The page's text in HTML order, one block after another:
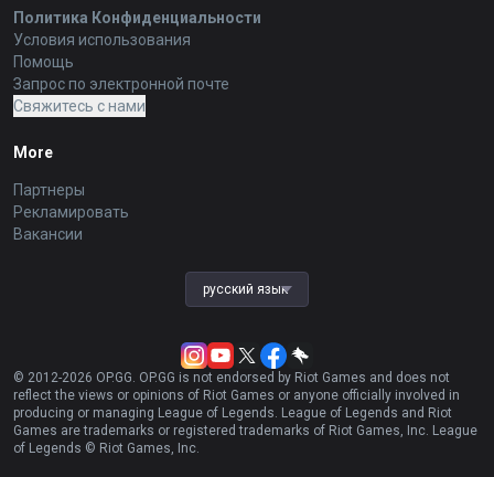
Политика Конфиденциальности
Условия использования
Помощь
Запрос по электронной почте
Свяжитесь с нами
More
Партнеры
Рекламировать
Вакансии
русский язык
© 2012-2026 OP.GG. OP.GG is not endorsed by Riot Games and does not
reflect the views or opinions of Riot Games or anyone officially involved in
producing or managing League of Legends. League of Legends and Riot
Games are trademarks or registered trademarks of Riot Games, Inc. League
of Legends © Riot Games, Inc.